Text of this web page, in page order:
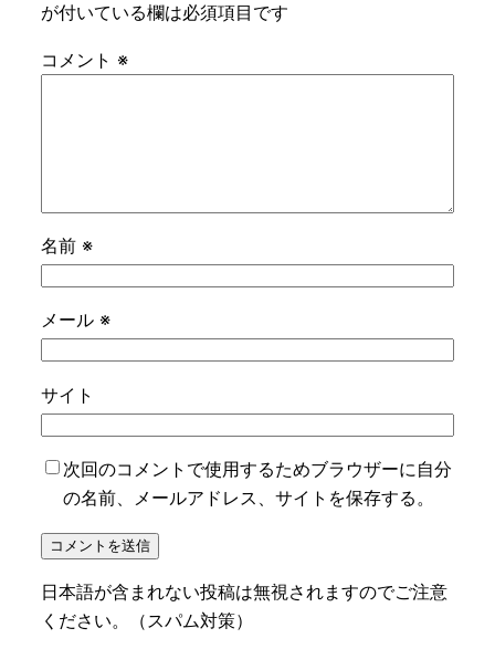
が付いている欄は必須項目です
コメント ※
名前 ※
メール ※
サイト
次回のコメントで使用するためブラウザーに自分
の名前、メールアドレス、サイトを保存する。
日本語が含まれない投稿は無視されますのでご注意
ください。（スパム対策）